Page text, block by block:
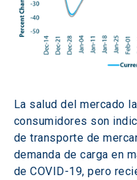
La salud del mercado
consumidores son
de transporte de
demanda de carga en
de COVID-19, pero